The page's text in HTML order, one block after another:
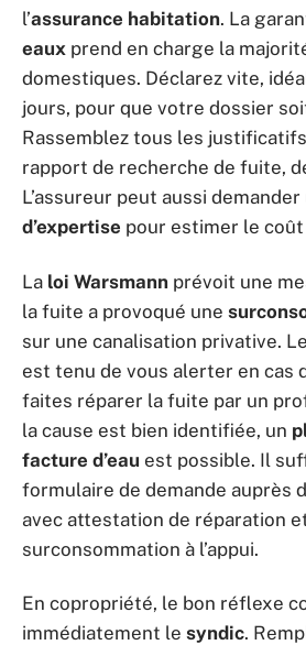
l’assurance habitation. La
eaux prend en charge la
domestiques. Déclarez vite,
jours, pour que votre dossier
Rassemblez tous les
rapport de recherche de fuite,
L’assureur peut aussi demander
d’expertise pour estimer le
La loi Warsmann prévoit une
la fuite a provoqué une
sur une canalisation privative.
est tenu de vous alerter en cas
faites réparer la fuite par un
la cause est bien identifiée, un
facture d’eau est possible. Il
formulaire de demande auprès
avec attestation de réparation
surconsommation à l’appui.
En copropriété, le bon réflexe
immédiatement le syndic.